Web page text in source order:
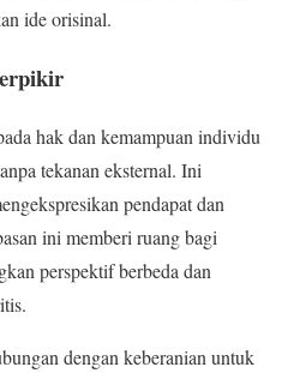
ide orisinal.
hak dan kemampuan individu
tekanan eksternal. Ini
pendapat dan
ini memberi ruang bagi
perspektif berbeda dan
dengan keberanian untuk